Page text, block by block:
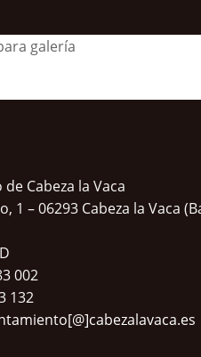
Cabeza la Vaca
1 – 06293 Cabeza la Vaca
002
132